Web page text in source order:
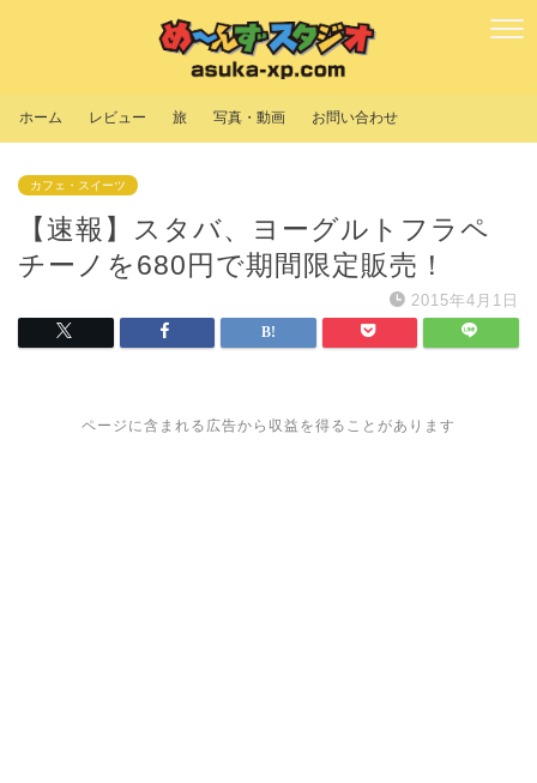
ホーム レビュー 旅 写真・動画 お問い合わせ
カフェ・スイーツ
【速報】スタバ、ヨーグルトフラペ
チーノを680円で期間限定販売！
2015年4月1日
ページに含まれる広告から収益を得ることがあります